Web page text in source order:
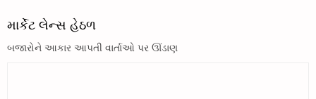
માર્કેટ લેન્સ હેઠળ
બજારોને આકાર આપતી વાર્તાઓ પર ઊંડાણ